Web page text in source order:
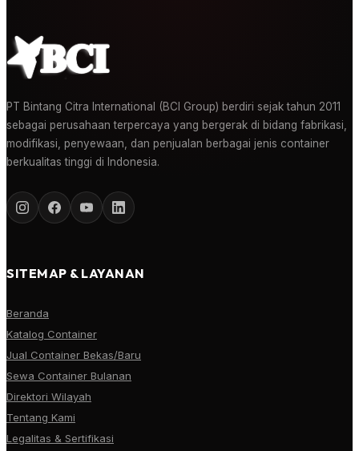
PT Bintang Citra International (BCI Group) berdiri sejak tahun 2011
sebagai perusahaan terpercaya yang bergerak di bidang fabrikasi,
modifikasi, penyewaan, dan penjualan berbagai jenis container
berkualitas tinggi di Indonesia.
SITEMAP & LAYANAN
Beranda
Katalog Container
Jual Container Bekas/Baru
Sewa Container Bulanan
Direktori Wilayah
Tentang Kami
Legalitas & Sertifikasi